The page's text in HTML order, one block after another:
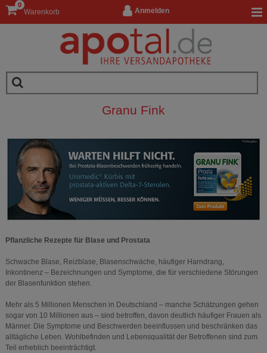
Anmelden
Warenkorb
0
Granu Fink
Pflanzliche Rezepte für Blase und Prostata
Schwache Blase, Reizblase, Blasenschwäche, häufiger Harndrang,
Inkontinenz – Bezeichnungen und Symptome, die für verschiedene Störungen
der Blasenfunktion stehen.
Mehr als 5 Millionen Menschen in Deutschland – manche Schätzungen gehen
sogar von 10 Millionen aus – sind betroffen, davon deutlich häufiger Frauen als
Männer. Die Symptome und Beschwerden beeinflussen und beschränken das
alltägliche Leben. Wohlbefinden und Lebensqualität der Betroffenen sind zum
Teil erheblich beeinträchtigt.